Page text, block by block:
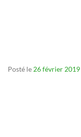
Posté le 26 février 2019